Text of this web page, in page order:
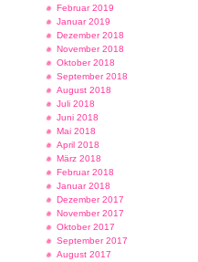
Februar 2019
Januar 2019
Dezember 2018
November 2018
Oktober 2018
September 2018
August 2018
Juli 2018
Juni 2018
Mai 2018
April 2018
März 2018
Februar 2018
Januar 2018
Dezember 2017
November 2017
Oktober 2017
September 2017
August 2017